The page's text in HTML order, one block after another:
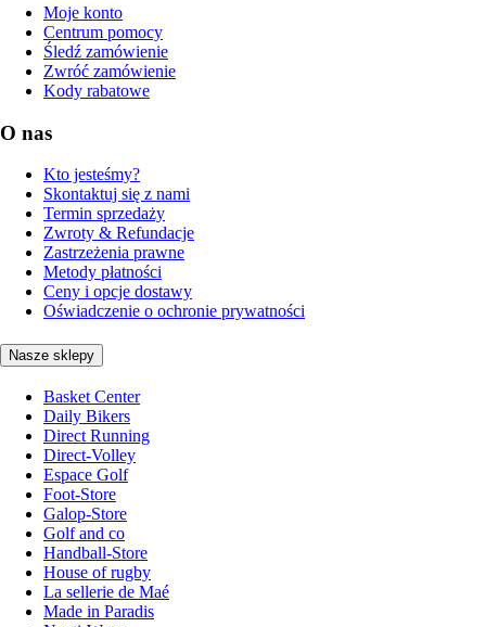
Moje konto
Centrum pomocy
Śledź zamówienie
Zwróć zamówienie
Kody rabatowe
O nas
Kto jesteśmy?
Skontaktuj się z nami
Termin sprzedaży
Zwroty & Refundacje
Zastrzeżenia prawne
Metody płatności
Ceny i opcje dostawy
Oświadczenie o ochronie prywatności
Nasze sklepy
Basket Center
Daily Bikers
Direct Running
Direct-Volley
Espace Golf
Foot-Store
Galop-Store
Golf and co
Handball-Store
House of rugby
La sellerie de Maé
Made in Paradis